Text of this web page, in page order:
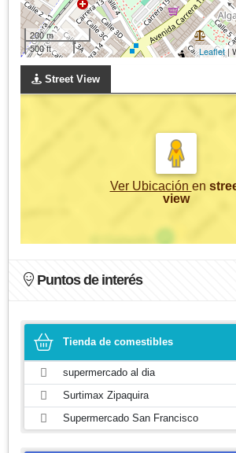
200 m
500 ft
Leaflet|
Street View
Ver Ubicación en
view
Puntos de interés
Tienda de comestibles
supermercado al dia
Surtimax Zipaquira
Supermercado San Francisco